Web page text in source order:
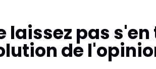
laissez pas
de